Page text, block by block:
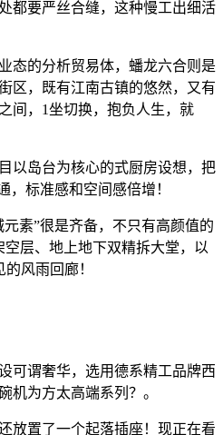
都要严丝合缝，这种慢工出细活
的分析贸易体，蟠龙六合则是
区，既有江南古镇的悠然，又有
间，1坐切换，抱负人生，就
岛台为核心的式厨房设想，把
标准感和空间感倍增！
素”很是齐备，不只有高颜值的
层、地上地下双精拆大堂，以
风雨回廊！
谓奢华，选用德系精工品牌西
机为方太高端系列？。
置了一个起落插座！现正在看